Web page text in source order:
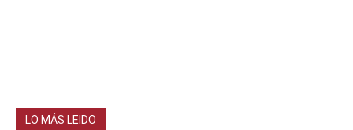
LO MÁS LEIDO